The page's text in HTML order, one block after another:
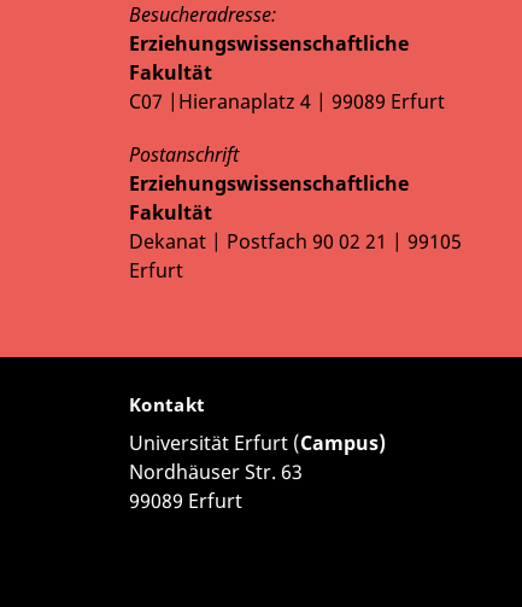
Besucheradresse:
Erziehungswissenschaftliche
Fakultät
C07 |Hieranaplatz 4 | 99089 Erfurt
Postanschrift
Erziehungswissenschaftliche
Fakultät
Dekanat | Postfach 90 02 21 | 99105
Erfurt
Kontakt
Universität Erfurt (Campus)
Nordhäuser Str. 63
99089 Erfurt